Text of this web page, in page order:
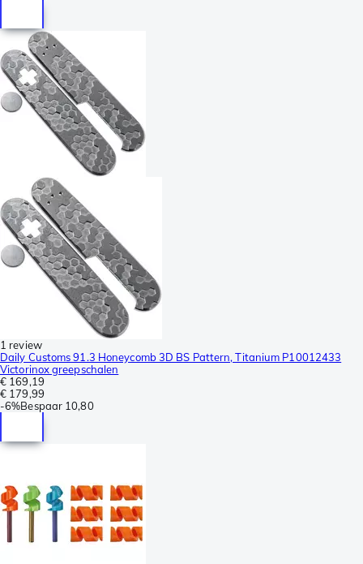
1 review
Daily Customs 91.3 Honeycomb 3D BS Pattern, Titanium P10012433
Victorinox greepschalen
€ 169,19
€ 179,99
-6%Bespaar 10,80